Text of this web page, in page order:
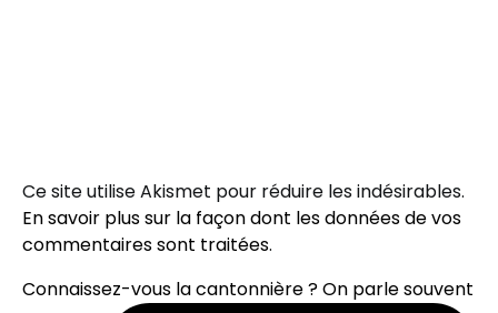
Ce site utilise Akismet pour réduire les indésirables.
En savoir plus sur la façon dont les données de vos
commentaires sont traitées.
Connaissez-vous la cantonnière ? On parle souvent